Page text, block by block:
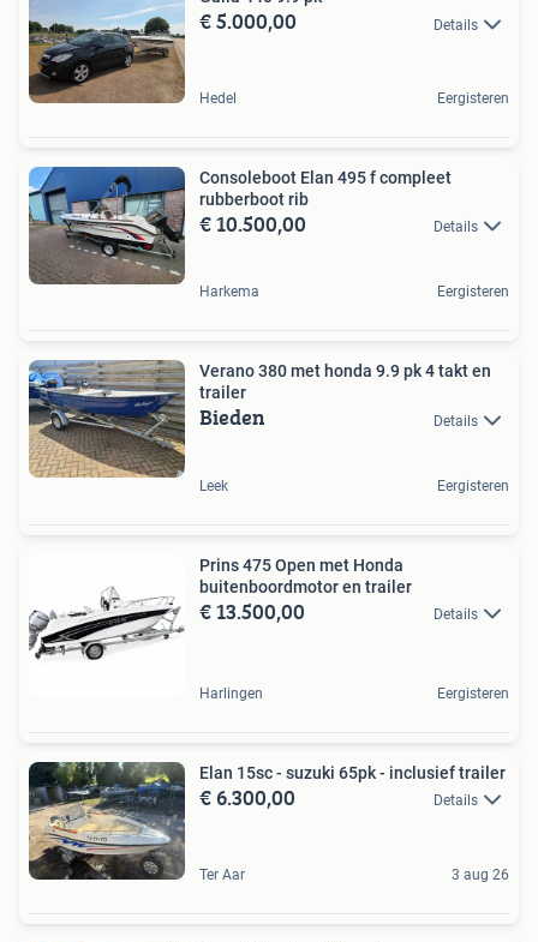
€ 5.000,00 Details
Hedel Eergisteren
Consoleboot Elan 495 f compleet
rubberboot rib
€ 10.500,00 Details
Harkema Eergisteren
Verano 380 met honda 9.9 pk 4 takt en
trailer
Bieden Details
Leek Eergisteren
Prins 475 Open met Honda
buitenboordmotor en trailer
€ 13.500,00 Details
Harlingen Eergisteren
Elan 15sc - suzuki 65pk - inclusief trailer
€ 6.300,00 Details
Ter Aar 3 aug 26